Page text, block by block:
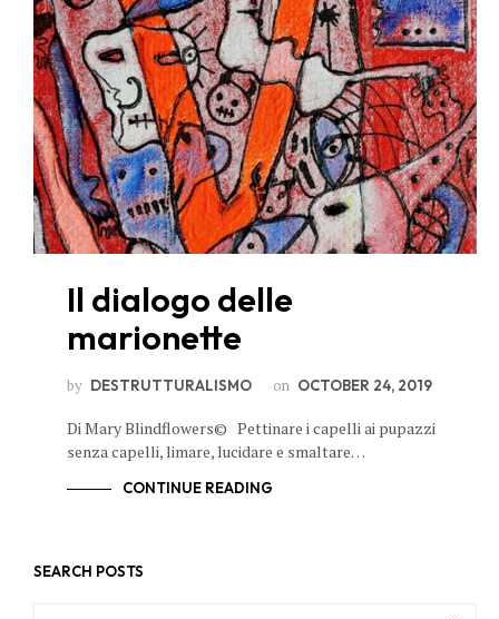
Il dialogo delle
marionette
by DESTRUTTURALISMO on OCTOBER 24, 2019
Di Mary Blindflowers© Pettinare i capelli ai pupazzi
senza capelli, limare, lucidare e smaltare…
CONTINUE READING
SEARCH POSTS